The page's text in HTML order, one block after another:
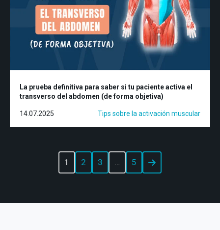
La prueba definitiva para saber si tu paciente activa el
transverso del abdomen (de forma objetiva)
14.07.2025 Tips sobre la activación muscular
1 2 3 … 5